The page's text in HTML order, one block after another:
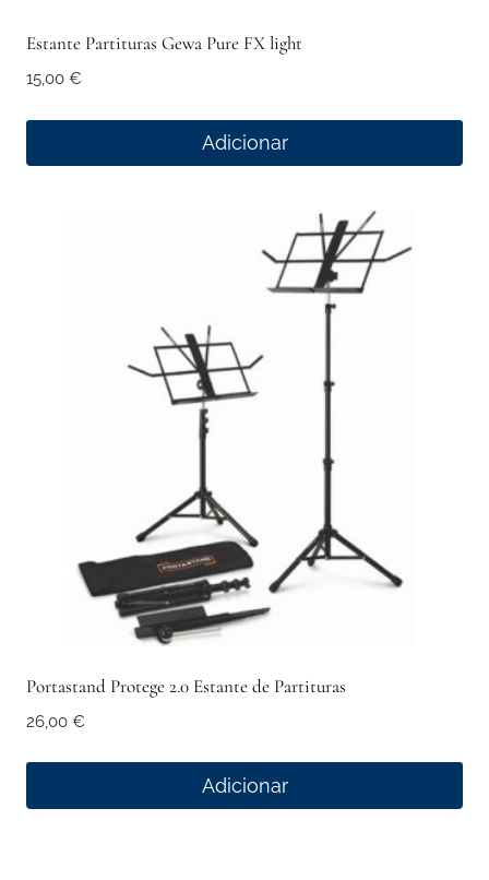
Estante Partituras Gewa Pure FX light
15,00 €
Adicionar
Portastand Protege 2.0 Estante de Partituras
26,00 €
Adicionar